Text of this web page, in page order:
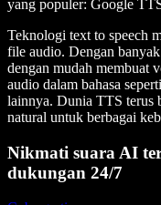
yang populer: Google
Teknologi text to speech
file audio. Dengan
dengan mudah membuat
audio dalam bahasa seperti
lainnya. Dunia TTS terus
natural untuk berbagai
Nikmati suara AI
dukungan 24/7